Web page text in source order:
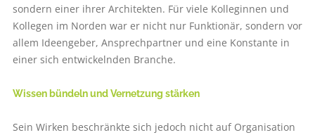
sondern einer ihrer Architekten. Für viele Kolleginnen und
Kollegen im Norden war er nicht nur Funktionär, sondern vor
allem Ideengeber, Ansprechpartner und eine Konstante in
einer sich entwickelnden Branche.
Wissen bündeln und Vernetzung stärken
Sein Wirken beschränkte sich jedoch nicht auf Organisation